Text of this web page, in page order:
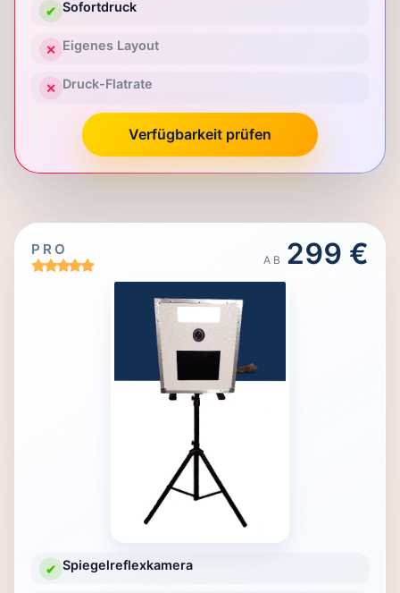
✔ Sofortdruck
✕ Eigenes Layout
✕ Druck-Flatrate
Verfügbarkeit prüfen
PRO
AB 299 €
✔ Spiegelreflexkamera